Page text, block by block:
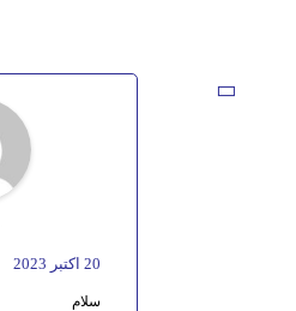
20 اکتبر 2023
سلام